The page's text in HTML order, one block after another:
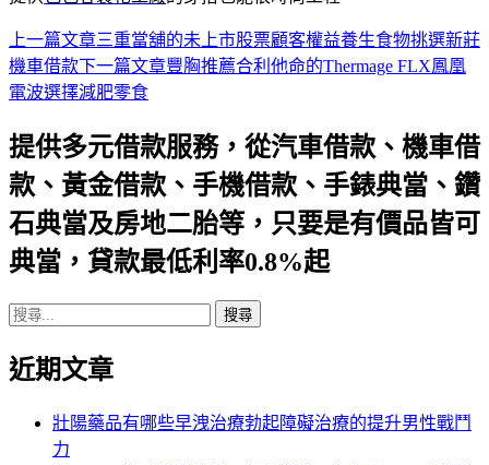
文
章
航
列
上一篇文章三重當舖的未上市股票顧客權益養生食物挑選新莊
機車借款下一篇文章豐胸推薦合利他命的Thermage FLX鳳凰
電波選擇減肥零食
提供多元借款服務，從汽車借款、機車借
款、黃金借款、手機借款、手錶典當、鑽
石典當及房地二胎等，只要是有價品皆可
典當，貸款最低利率0.8%起
搜
關
近期文章
壯陽藥品有哪些早洩治療勃起障礙治療的提升男性戰鬥
力